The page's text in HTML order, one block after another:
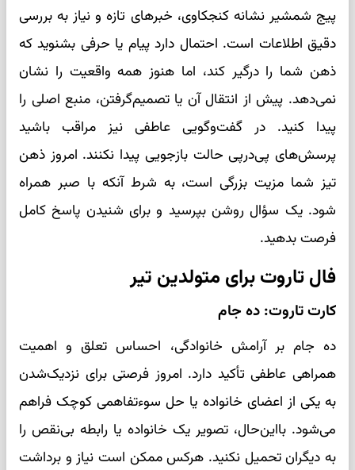
پیج شمشیر نشانه کنجکاوی، خبرهای تازه و نیاز به بررسی
دقیق اطلاعات است. احتمال دارد پیام یا حرفی بشنوید که
ذهن شما را درگیر کند، اما هنوز همه واقعیت را نشان
نمی‌دهد. پیش از انتقال آن یا تصمیم‌گرفتن، منبع اصلی را
پیدا کنید. در گفت‌وگویی عاطفی نیز مراقب باشید
پرسش‌های پی‌درپی حالت بازجویی پیدا نکنند. امروز ذهن
تیز شما مزیت بزرگی است، به شرط آنکه با صبر همراه
شود. یک سؤال روشن بپرسید و برای شنیدن پاسخ کامل
فرصت بدهید.
فال تاروت برای متولدین تیر
کارت تاروت: ده جام
ده جام بر آرامش خانوادگی، احساس تعلق و اهمیت
همراهی عاطفی تأکید دارد. امروز فرصتی برای نزدیک‌شدن
به یکی از اعضای خانواده یا حل سوءتفاهمی کوچک فراهم
می‌شود. بااین‌حال، تصویر یک خانواده یا رابطه بی‌نقص را
به دیگران تحمیل نکنید. هرکس ممکن است نیاز و برداشت